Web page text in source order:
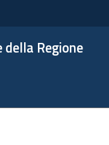
Regione